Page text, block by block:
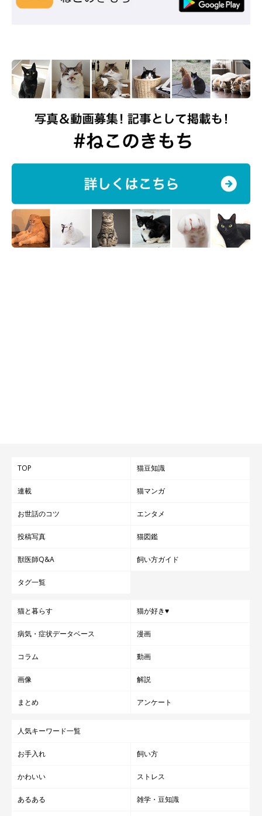
TOP 猫豆知識
連載 猫マンガ
お世話のコツ エンタメ
投稿写真 猫図鑑
獣医師Q&A 飼い方ガイド
タグ一覧
猫と暮らす 猫が好き♥
病気・症状データベース 漫画
コラム 動画
画像 解説
まとめ アンケート
人気キーワード一覧
お手入れ 飼い方
かわいい ストレス
あるある 雑学・豆知識